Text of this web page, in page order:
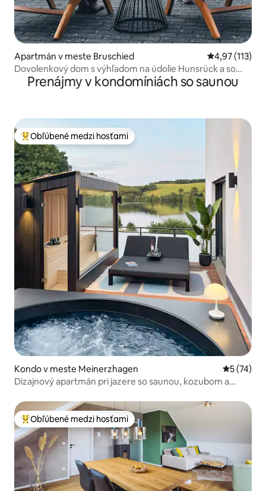
Apartmán v meste Bruschied Priemerné
4,97 (113)
Dovolenkový dom s výhľadom na údolie Hunsrück a so
SAUNOU
Prenájmy v kondomíniách so saunou
Najobľúbenejšie medzi hosťami
Obľúbené medzi hosťami
Kondo v meste Meinerzhagen
5 (74)
Dizajnový apartmán pri jazere so saunou, kozubom a
Najobľúbenejšie medzi hosťami
Obľúbené medzi hosťami